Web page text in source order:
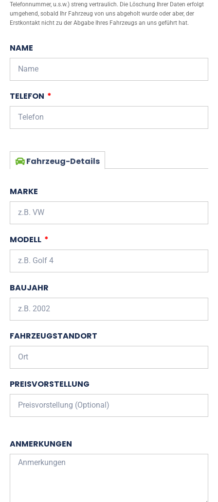
Telefonnummer, u.s.w.) streng vertraulich. Die Löschung Ihrer Daten erfolgt
umgehend, sobald Ihr Fahrzeug von uns abgeholt wurde oder aber, der
Erstkontakt nicht zu der Abgabe Ihres Fahrzeugs an uns geführt hat.
NAME
TELEFON
Fahrzeug-Details
MARKE
MODELL
BAUJAHR
FAHRZEUGSTANDORT
PREISVORSTELLUNG
ANMERKUNGEN